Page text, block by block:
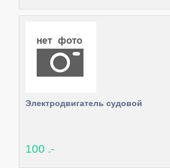
Электродвигатель судовой
100 .-